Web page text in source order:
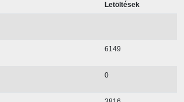
Letöltések
6149
0